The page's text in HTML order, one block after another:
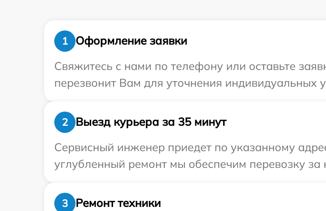
1
Оформление заявки
Свяжитесь с нами по телефону или оставьте
перезвонит Вам для уточнения индивидуальных
2
Выезд курьера за 35 минут
Сервисный инженер приедет по указанному
углубленный ремонт мы обеспечим перевозку за
3
Ремонт техники